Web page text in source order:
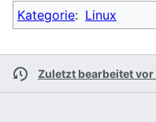
Kategorie: Linux
Zuletzt bearbeitet vor